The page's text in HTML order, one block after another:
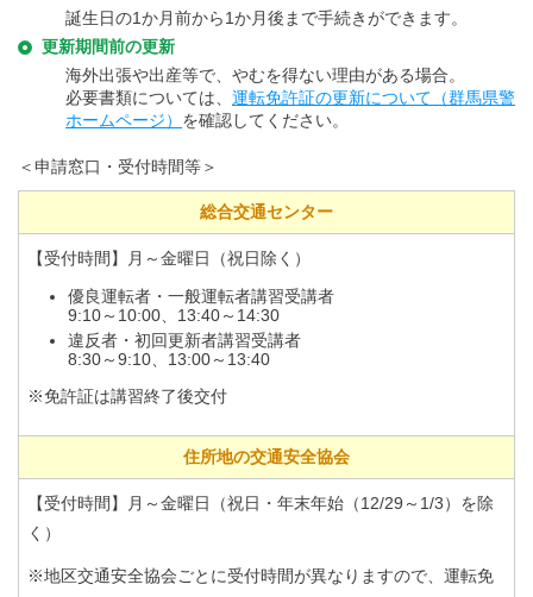
誕生日の1か月前から1か月後まで手続きができます。
更新期間前の更新
海外出張や出産等で、やむを得ない理由がある場合。
必要書類については、 運転免許証の更新について（群馬県警
ホームページ） を確認してください。
＜申請窓口・受付時間等＞
総合交通センター
【受付時間】月～金曜日（祝日除く）
優良運転者・一般運転者講習受講者
9:10～10:00、13:40～14:30
違反者・初回更新者講習受講者
8:30～9:10、13:00～13:40
※免許証は講習終了後交付
住所地の交通安全協会
【受付時間】月～金曜日（祝日・年末年始（12/29～1/3）を除
く）
※地区交通安全協会ごとに受付時間が異なりますので、運転免